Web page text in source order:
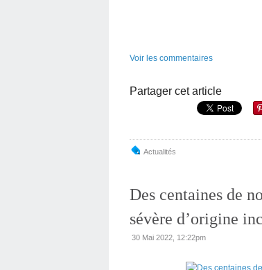
Voir les commentaires
Partager cet article
Actualités
Des centaines de
sévère d’origine
30 Mai 2022, 12:22pm